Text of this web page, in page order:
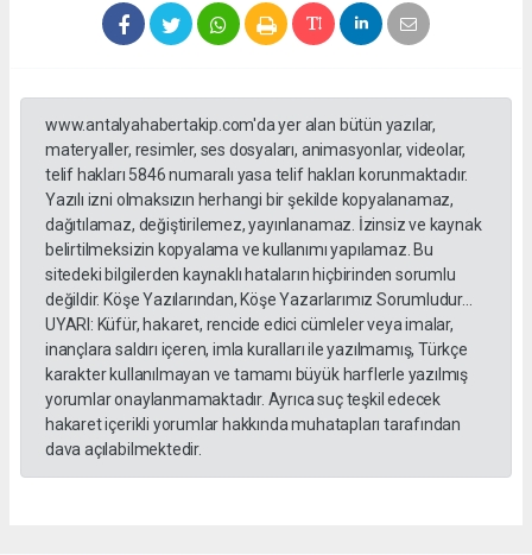
www.antalyahabertakip.com'da yer alan bütün yazılar,
materyaller, resimler, ses dosyaları, animasyonlar, videolar,
telif hakları 5846 numaralı yasa telif hakları korunmaktadır.
Yazılı izni olmaksızın herhangi bir şekilde kopyalanamaz,
dağıtılamaz, değiştirilemez, yayınlanamaz. İzinsiz ve kaynak
belirtilmeksizin kopyalama ve kullanımı yapılamaz. Bu
sitedeki bilgilerden kaynaklı hataların hiçbirinden sorumlu
değildir. Köşe Yazılarından, Köşe Yazarlarımız Sorumludur...
UYARI: Küfür, hakaret, rencide edici cümleler veya imalar,
inançlara saldırı içeren, imla kuralları ile yazılmamış, Türkçe
karakter kullanılmayan ve tamamı büyük harflerle yazılmış
yorumlar onaylanmamaktadır. Ayrıca suç teşkil edecek
hakaret içerikli yorumlar hakkında muhatapları tarafından
dava açılabilmektedir.